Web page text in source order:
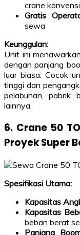
crane
Gratis
sewa
Keunggulan:
Unit ini
dengan panjang
luar biasa. Cocok
tinggi dan
pelabuhan, pabrik
lainnya.
6. Crane 50
Proyek Super
Spesifikasi Utama:
Kapasitas
Kapasitas
beban berat
Panjang